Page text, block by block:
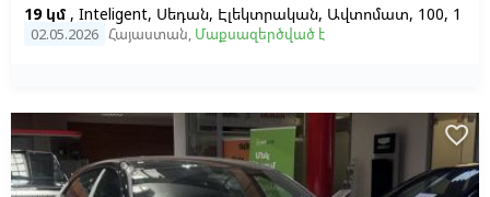
19 կմ , Inteligent, Սեդան, Էլեկտրական, Ավտոմատ, 100, 1
02.05.2026 Հայաստան, Մաքսազերծված է
favorite_border